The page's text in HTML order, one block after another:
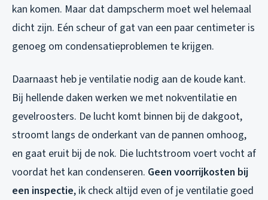
kan komen. Maar dat dampscherm moet wel helemaal
dicht zijn. Eén scheur of gat van een paar centimeter is
genoeg om condensatieproblemen te krijgen.
Daarnaast heb je ventilatie nodig aan de koude kant.
Bij hellende daken werken we met nokventilatie en
gevelroosters. De lucht komt binnen bij de dakgoot,
stroomt langs de onderkant van de pannen omhoog,
en gaat eruit bij de nok. Die luchtstroom voert vocht af
voordat het kan condenseren. Geen voorrijkosten bij
een inspectie, ik check altijd even of je ventilatie goed